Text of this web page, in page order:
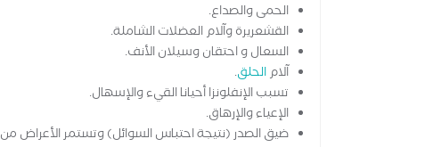
الحمى والصداع.
القشعريرة وآلام العضلات الشاملة.
السعال و احتقان وسيلان الأنف.
آلامالحلق.
تسبب الإنفلونزا أحيانا القيء والإسهال.
الإعياء والإرهاق.
ضيق الصدر (نتيجة احتباس السوائل) وتستمر الأعراض من 7-14 يوماً أو أكثر.